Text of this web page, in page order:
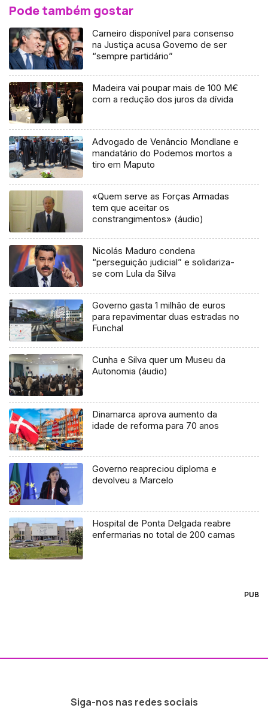
Pode também gostar
Carneiro disponível para consenso
na Justiça acusa Governo de ser
“sempre partidário”
Madeira vai poupar mais de 100 M€
com a redução dos juros da dívida
Advogado de Venâncio Mondlane e
mandatário do Podemos mortos a
tiro em Maputo
«Quem serve as Forças Armadas
tem que aceitar os
constrangimentos» (áudio)
Nicolás Maduro condena
“perseguição judicial” e solidariza-
se com Lula da Silva
Governo gasta 1 milhão de euros
para repavimentar duas estradas no
Funchal
Cunha e Silva quer um Museu da
Autonomia (áudio)
Dinamarca aprova aumento da
idade de reforma para 70 anos
Governo reapreciou diploma e
devolveu a Marcelo
Hospital de Ponta Delgada reabre
enfermarias no total de 200 camas
PUB
Siga-nos nas redes sociais